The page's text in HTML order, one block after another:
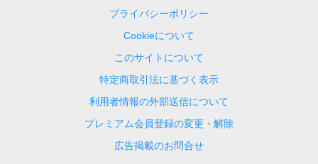
プライバシーポリシー
Cookieについて
このサイトについて
特定商取引法に基づく表示
利用者情報の外部送信について
プレミアム会員登録の変更・解除
広告掲載のお問合せ